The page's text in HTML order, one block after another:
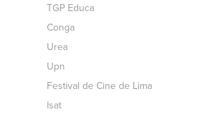
TGP Educa
Conga
Urea
Upn
Festival de Cine de Lima
Isat